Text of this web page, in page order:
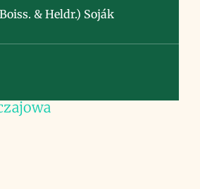
& Heldr.) Soják